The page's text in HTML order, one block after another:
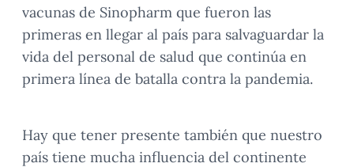
vacunas de Sinopharm que fueron las
primeras en llegar al país para salvaguardar la
vida del personal de salud que continúa en
primera línea de batalla contra la pandemia.
Hay que tener presente también que nuestro
país tiene mucha influencia del continente